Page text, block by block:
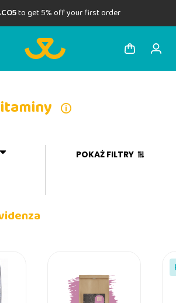
to get 5% off your first order
POKAŻ FILTRY